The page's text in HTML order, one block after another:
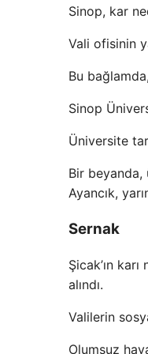
Sinop, kar
Vali ofisinin
Bu
Sinop
Üniversite
Bir beyanda,
Ayancık,
Sernak
Şicak’ın
alındı.
Valilerin
Olumsuz